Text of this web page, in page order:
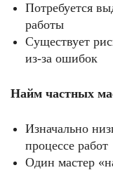
Потребуется
работы
Существует
из-за ошибок
Найм частных
Изначально
процессе работ
Один мастер